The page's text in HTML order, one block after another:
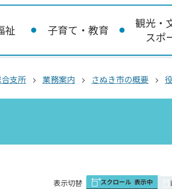
祉 子育て・教育
観光・
スポ
支所 業務案内 さぬき市の概要
表
表示切替 スクロール 表示中